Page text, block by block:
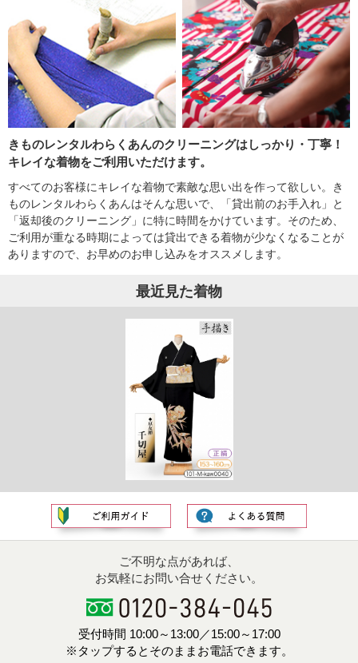
きものレンタルわらくあんのクリーニングはしっかり・丁寧！
キレイな着物をご利用いただけます。
すべてのお客様にキレイな着物で素敵な思い出を作って欲しい。き
ものレンタルわらくあんはそんな思いで、「貸出前のお手入れ」と
「返却後のクリーニング」に特に時間をかけています。そのため、
ご利用が重なる時期によっては貸出できる着物が少なくなることが
ありますので、お早めのお申し込みをオススメします。
最近見た着物
ご不明な点があれば、
お気軽にお問い合せください。
受付時間 10:00～13:00／15:00～17:00
※タップするとそのままお電話できます。